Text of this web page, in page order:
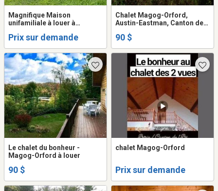
Magnifique Maison
unifamiliale à louer à
Prix sur demande
Chalet Magog-Orford,
Austin-Eastman, Canton de
90 $
Le chalet du bonheur -
Magog-Orford à louer
90 $
chalet Magog-Orford
Prix sur demande